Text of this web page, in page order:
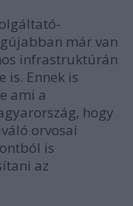
már van
infrastruktúrán
is. Ennek is
ami a
hogy
orvosai
is
az